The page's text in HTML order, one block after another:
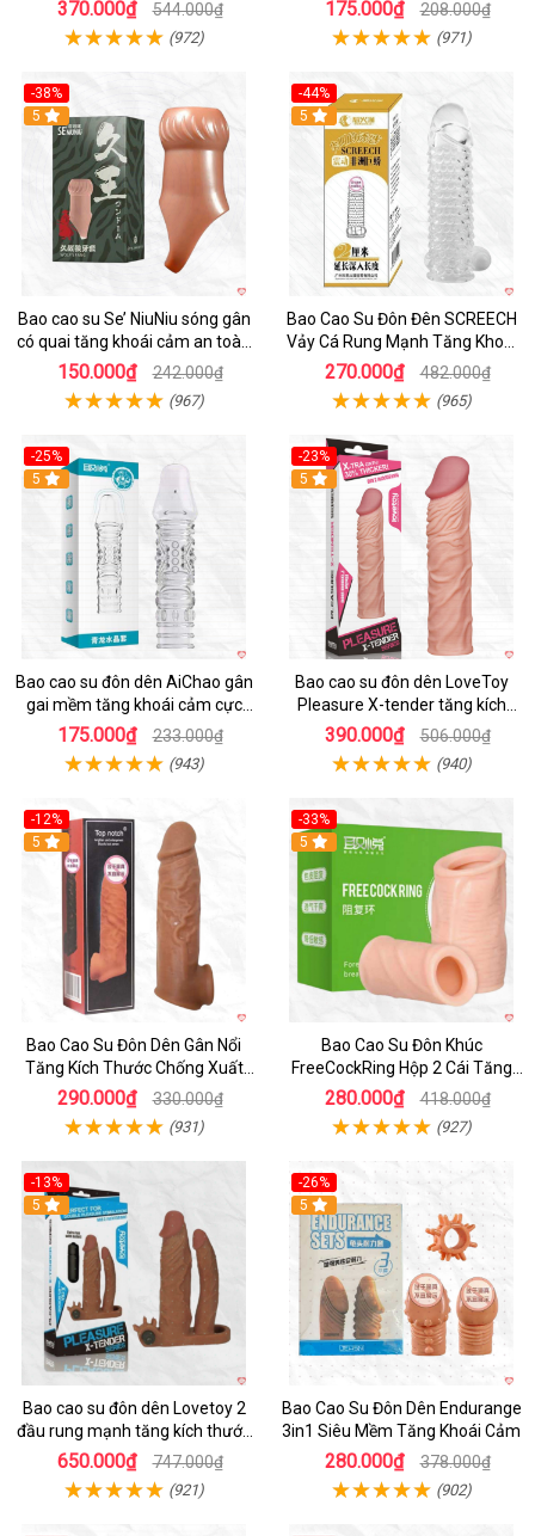
370.000₫ 544.000₫
(972)
175.000₫ 208.000₫
(971)
-38%
5
Bao cao su Se’ NiuNiu sóng gân
có quai tăng khoái cảm an toàn
cho cuộc yêu
150.000₫ 242.000₫
(967)
-44%
5
Bao Cao Su Đôn Đên SCREECH
Vảy Cá Rung Mạnh Tăng Khoái
Cảm
270.000₫ 482.000₫
(965)
-25%
5
Bao cao su đôn dên AiChao gân
gai mềm tăng khoái cảm cực
đỉnh
175.000₫ 233.000₫
(943)
-23%
Hot
5
Bao cao su đôn dên LoveToy
Pleasure X-tender tăng kích
thước 30mm tốt nhất
390.000₫ 506.000₫
(940)
-12%
5
Bao Cao Su Đôn Dên Gân Nổi
Tăng Kích Thước Chống Xuất
Tinh Sớm
290.000₫ 330.000₫
(931)
-33%
5
Bao Cao Su Đôn Khúc
FreeCockRing Hộp 2 Cái Tăng
Khoái Cảm
280.000₫ 418.000₫
(927)
-13%
5
Bao cao su đôn dên Lovetoy 2
đầu rung mạnh tăng kích thước
siêu kích thích
650.000₫ 747.000₫
(921)
-26%
5
Bao Cao Su Đôn Dên Endurange
3in1 Siêu Mềm Tăng Khoái Cảm
280.000₫ 378.000₫
(902)